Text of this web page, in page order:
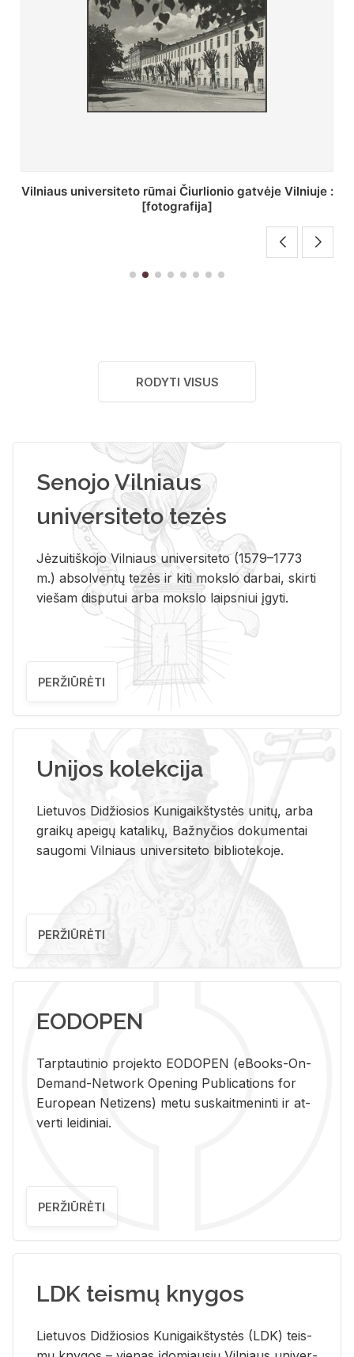
St. Batoro universiteto J. Pilsudskio kolegija :
[fotografija]
RODYTI VISUS
Senojo Vilniaus
universiteto tezės
Jėzuitiškojo Vilniaus universiteto (1579–1773
m.) absolventų tezės ir kiti mokslo darbai, skirti
viešam disputui arba mokslo laipsniui įgyti.
PERŽIŪRĖTI
Unijos kolekcija
Lietuvos Didžiosios Kunigaikštystės unitų, arba
graikų apeigų katalikų, Bažnyčios dokumentai
saugomi Vilniaus universiteto bibliotekoje.
PERŽIŪRĖTI
EODOPEN
Tarp­tau­ti­nio pro­jek­to EO­DO­PEN (eBo­oks-On-
De­mand-Ne­twork Ope­ning Pub­li­ca­tions for
Eu­ro­pe­an Ne­ti­zens) metu su­skait­me­nin­ti ir at­
ver­ti lei­di­niai.
PERŽIŪRĖTI
LDK teismų knygos
Lie­tu­vos Di­džio­sios Ku­ni­gaikš­tys­tės (LDK) teis­